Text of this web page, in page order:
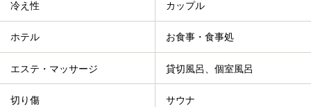
冷え性 カップル
ホテル お食事・食事処
エステ・マッサージ 貸切風呂、個室風呂
切り傷 サウナ